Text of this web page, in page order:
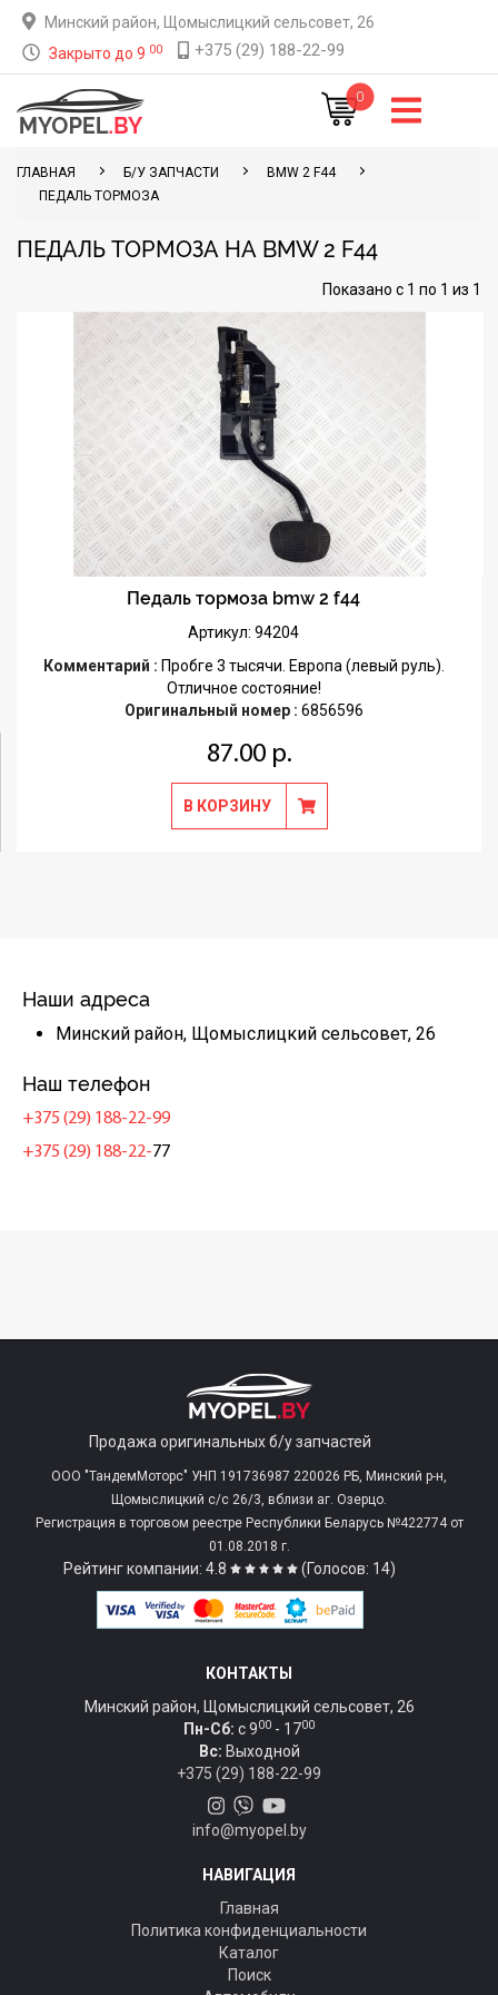
Минский район, Щомыслицкий сельсовет, 26
Закрыто до 9 00 +375 (29) 188-22-99
0
ГЛАВНАЯ Б/У ЗАПЧАСТИ
BMW 2 F44
ПЕДАЛЬ ТОРМОЗА
ПЕДАЛЬ ТОРМОЗА НА BMW 2 F44
Показано с 1 по 1 из 1
Педаль тормоза bmw 2 f44
Артикул: 94204
Комментарий : Пробге 3 тысячи. Европа (левый руль).
Отличное состояние!
Оригинальный номер : 6856596
87.00 р.
В КОРЗИНУ
Наши адреса
Минский район, Щомыслицкий сельсовет, 26
Наш телефон
+375 (29) 188-22-99
+375 (29) 188-22-77
Продажа оригинальных б/у запчастей
ООО "ТандемМоторс" УНП 191736987 220026 РБ, Минский р-н,
Щомыслицкий с/c 26/3, вблизи аг. Озерцо.
Регистрация в торговом реестре Республики Беларусь №422774 от
01.08.2018 г.
Рейтинг компании: 4.8 (Голосов: 14)
КОНТАКТЫ
Минский район, Щомыслицкий сельсовет, 26
Пн-Сб: c 900 - 1700
Вс: Выходной
+375 (29) 188-22-99
info@myopel.by
НАВИГАЦИЯ
Главная
Политика конфиденциальности
Каталог
Поиск